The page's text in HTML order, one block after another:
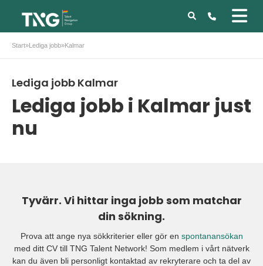
Start»Lediga jobb»Kalmar
Lediga jobb Kalmar
Lediga jobb i Kalmar just
nu
Tyvärr. Vi hittar inga jobb som matchar
din sökning.
Prova att ange nya sökkriterier eller gör en spontanansökan
med ditt CV till TNG Talent Network! Som medlem i vårt nätverk
kan du även bli personligt kontaktad av rekryterare och ta del av